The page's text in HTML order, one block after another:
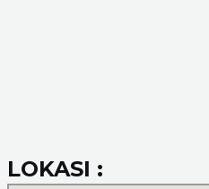
LOKASI :